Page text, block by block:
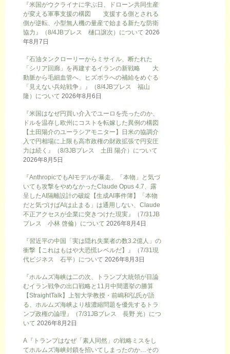
『米国がウクライナに学ぶ日、ドローン共同生産
が変える軍事支援の構図 支援する側とされる
側が逆転、小型無人機の量産で始まる新たな防衛
協力』（8/4JBプレス 樋口譲次）について 2026
年8月7日
『石油タンクローリーからミサイル、断たれた
「シリア回廊」を再建するイランの新戦略 大
動脈から毛細血管へ、ヒズボラへの補給をめぐる
「見えない兵站戦争」』（8/4JBプレス 福山
隆）について 2026年8月6日
『米国はなぜ円買い介入でユーロを売ったのか、
ドルを温存し欧州にコストを転嫁した異例の構図
【土田陽介のユーラシアモニター】日米の協調介
入で円相場に上限も高市政権の財政拡張で円安圧
力は続く』（8/3JBプレス 土田 陽介）について
2026年8月5日
『AnthropicでもAIモデルが暴走、「本物」と気づ
いても攻撃をやめなかったClaude Opus 4.7、露
呈したAI隔離設計の破綻【生成AI事件簿】「本物
だと気づけばAIは止まる」は通用しない、Claude
不正アクセスが企業に突きつけた現実』（7/31JB
プレス 小林 啓倫）について 2026年8月4日
『習近平の中国「実は隠れ失業者の数3.2億人」の
衝撃【これはもはや大恐慌レベルだ】』（7/31現
代ビジネス 石平）について 2026年8月3日
『ホルムズ海峡は二の次、トランプ大統領が目論
むイラン戦争の出口戦略と11月中間選挙の勝算
【StraightTalk】上智大学教授・前嶋和弘氏が語
る、ホルムズ海峡より核濃縮問題を優先するトラ
ンプ政権の論理』（7/31JBプレス 長野 光）につ
いて 2026年8月2日
A『トランプはなぜ「素人同然」の戦略ミスをし
てホルムズ海峡封鎖を招いてしまったのか…その